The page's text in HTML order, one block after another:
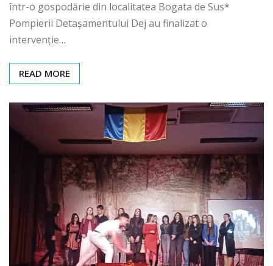
într-o gospodărie din localitatea Bogata de Sus*
Pompierii Detașamentului Dej au finalizat o
intervenție…
READ MORE